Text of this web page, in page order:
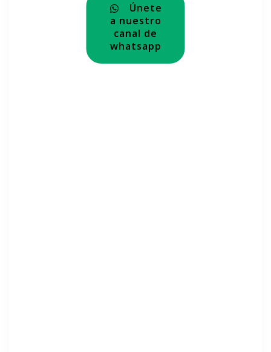
Únete
a nuestro
canal de
whatsapp